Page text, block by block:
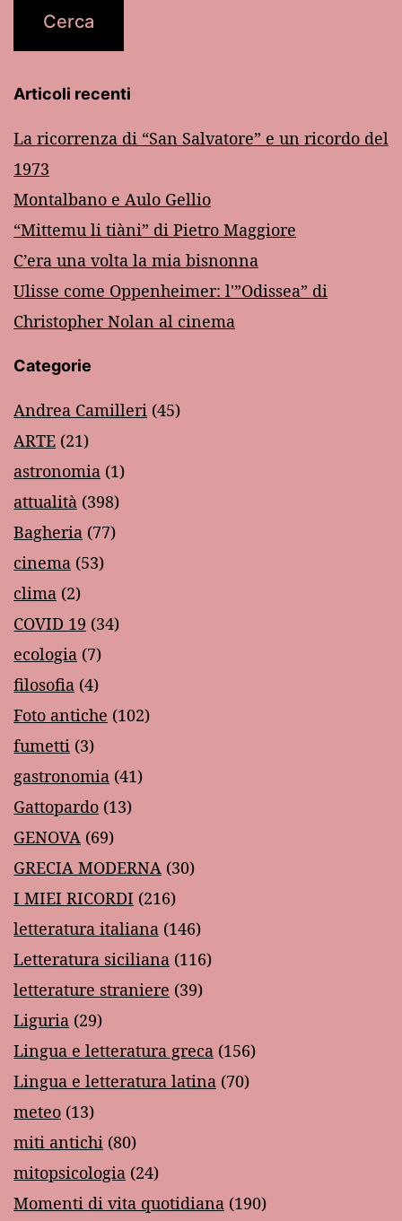
Articoli recenti
La ricorrenza di “San Salvatore” e un ricordo del
1973
Montalbano e Aulo Gellio
“Mittemu li tiàni” di Pietro Maggiore
C’era una volta la mia bisnonna
Ulisse come Oppenheimer: l'”Odissea” di
Christopher Nolan al cinema
Categorie
Andrea Camilleri (45)
ARTE (21)
astronomia (1)
attualità (398)
Bagheria (77)
cinema (53)
clima (2)
COVID 19 (34)
ecologia (7)
filosofia (4)
Foto antiche (102)
fumetti (3)
gastronomia (41)
Gattopardo (13)
GENOVA (69)
GRECIA MODERNA (30)
I MIEI RICORDI (216)
letteratura italiana (146)
Letteratura siciliana (116)
letterature straniere (39)
Liguria (29)
Lingua e letteratura greca (156)
Lingua e letteratura latina (70)
meteo (13)
miti antichi (80)
mitopsicologia (24)
Momenti di vita quotidiana (190)